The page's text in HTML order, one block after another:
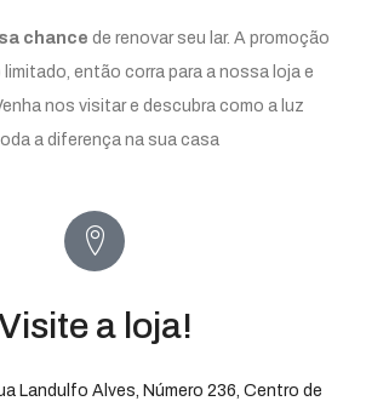
chance de renovar seu lar. A promoção
então corra para a nossa loja e
nos visitar e descubra como a luz
a diferença na sua casa
a loja!
Landulfo Alves, Número 236, Centro de